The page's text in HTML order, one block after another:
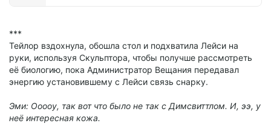
***
Тейлор вздохнула, обошла стол и подхватила Лейси на
руки, используя Скульптора, чтобы получше рассмотреть
её биологию, пока Администратор Вещания передавал
энергию установившему с Лейси связь снарку.
Эми: Ооооу, так вот что было не так с Димсвиттлом. И, ээ, у
неё интересная кожа.